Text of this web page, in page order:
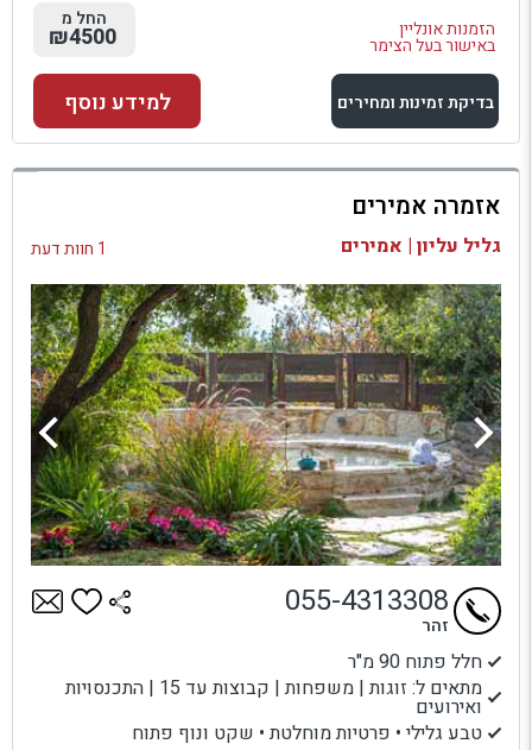
הזמנות אונליין
באישור בעל הצימר
החל מ
₪4500
בדיקת זמינות ומחירים
למתחם זה
בדיקת זמינות ומחירים
למידע נוסף
אזמרה אמירים
גליל עליון | אמירים 1 חוות דעת
חלל פתוח 90 מ"ר
מתאים ל: זוגות | משפחות | קבוצות עד 15 | התכנסויות
ואירועים
טבע גלילי • פרטיות מוחלטת • שקט ונוף פתוח
055-4313308
זהר